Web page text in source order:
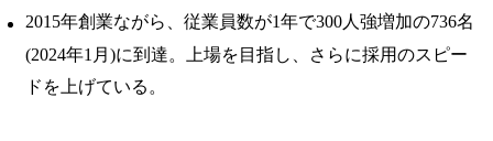
2015年創業ながら、従業員数が1年で300人強増加の736名
(2024年1月)に到達。上場を目指し、さらに採用のスピー
ドを上げている。